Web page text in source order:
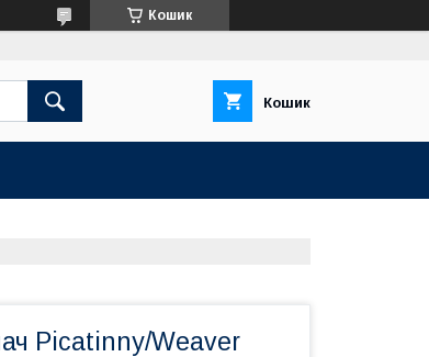
Кошик
Кошик
Picatinny/Weaver